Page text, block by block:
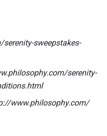
sweepstakes-
serenity-
www.philosophy.com/